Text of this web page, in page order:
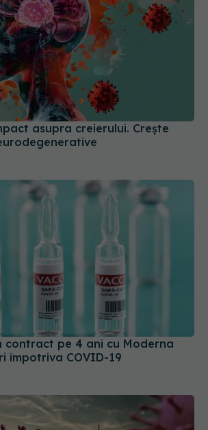
asupra creierului. Crește
contract pe 4 ani cu Moderna
împotriva COVID-19